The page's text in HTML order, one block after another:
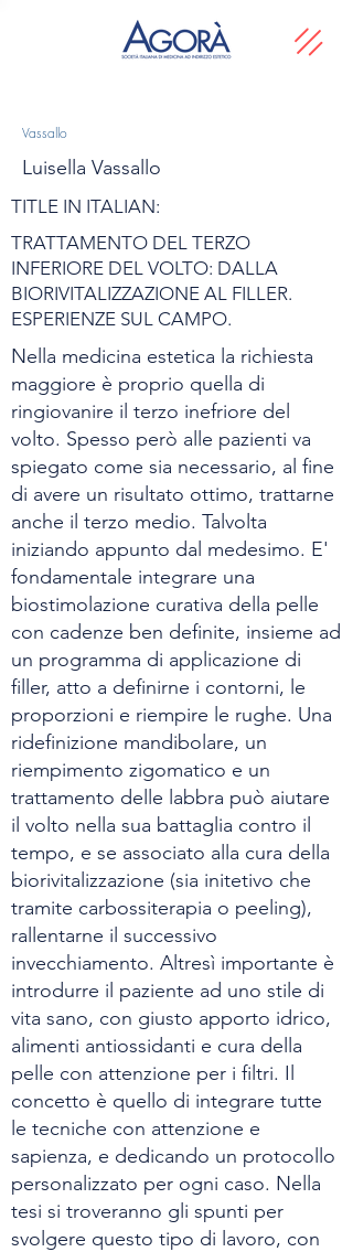
Vassallo
Luisella Vassallo
TITLE IN ITALIAN:
TRATTAMENTO DEL TERZO
INFERIORE DEL VOLTO: DALLA
BIORIVITALIZZAZIONE AL FILLER.
ESPERIENZE SUL CAMPO.
Nella medicina estetica la richiesta
maggiore è proprio quella di
ringiovanire il terzo inefriore del
volto. Spesso però alle pazienti va
spiegato come sia necessario, al fine
di avere un risultato ottimo, trattarne
anche il terzo medio. Talvolta
iniziando appunto dal medesimo. E'
fondamentale integrare una
biostimolazione curativa della pelle
con cadenze ben definite, insieme ad
un programma di applicazione di
filler, atto a definirne i contorni, le
proporzioni e riempire le rughe. Una
ridefinizione mandibolare, un
riempimento zigomatico e un
trattamento delle labbra può aiutare
il volto nella sua battaglia contro il
tempo, e se associato alla cura della
biorivitalizzazione (sia initetivo che
tramite carbossiterapia o peeling),
rallentarne il successivo
invecchiamento. Altresì importante è
introdurre il paziente ad uno stile di
vita sano, con giusto apporto idrico,
alimenti antiossidanti e cura della
pelle con attenzione per i filtri. Il
concetto è quello di integrare tutte
le tecniche con attenzione e
sapienza, e dedicando un protocollo
personalizzato per ogni caso. Nella
tesi si troveranno gli spunti per
svolgere questo tipo di lavoro, con